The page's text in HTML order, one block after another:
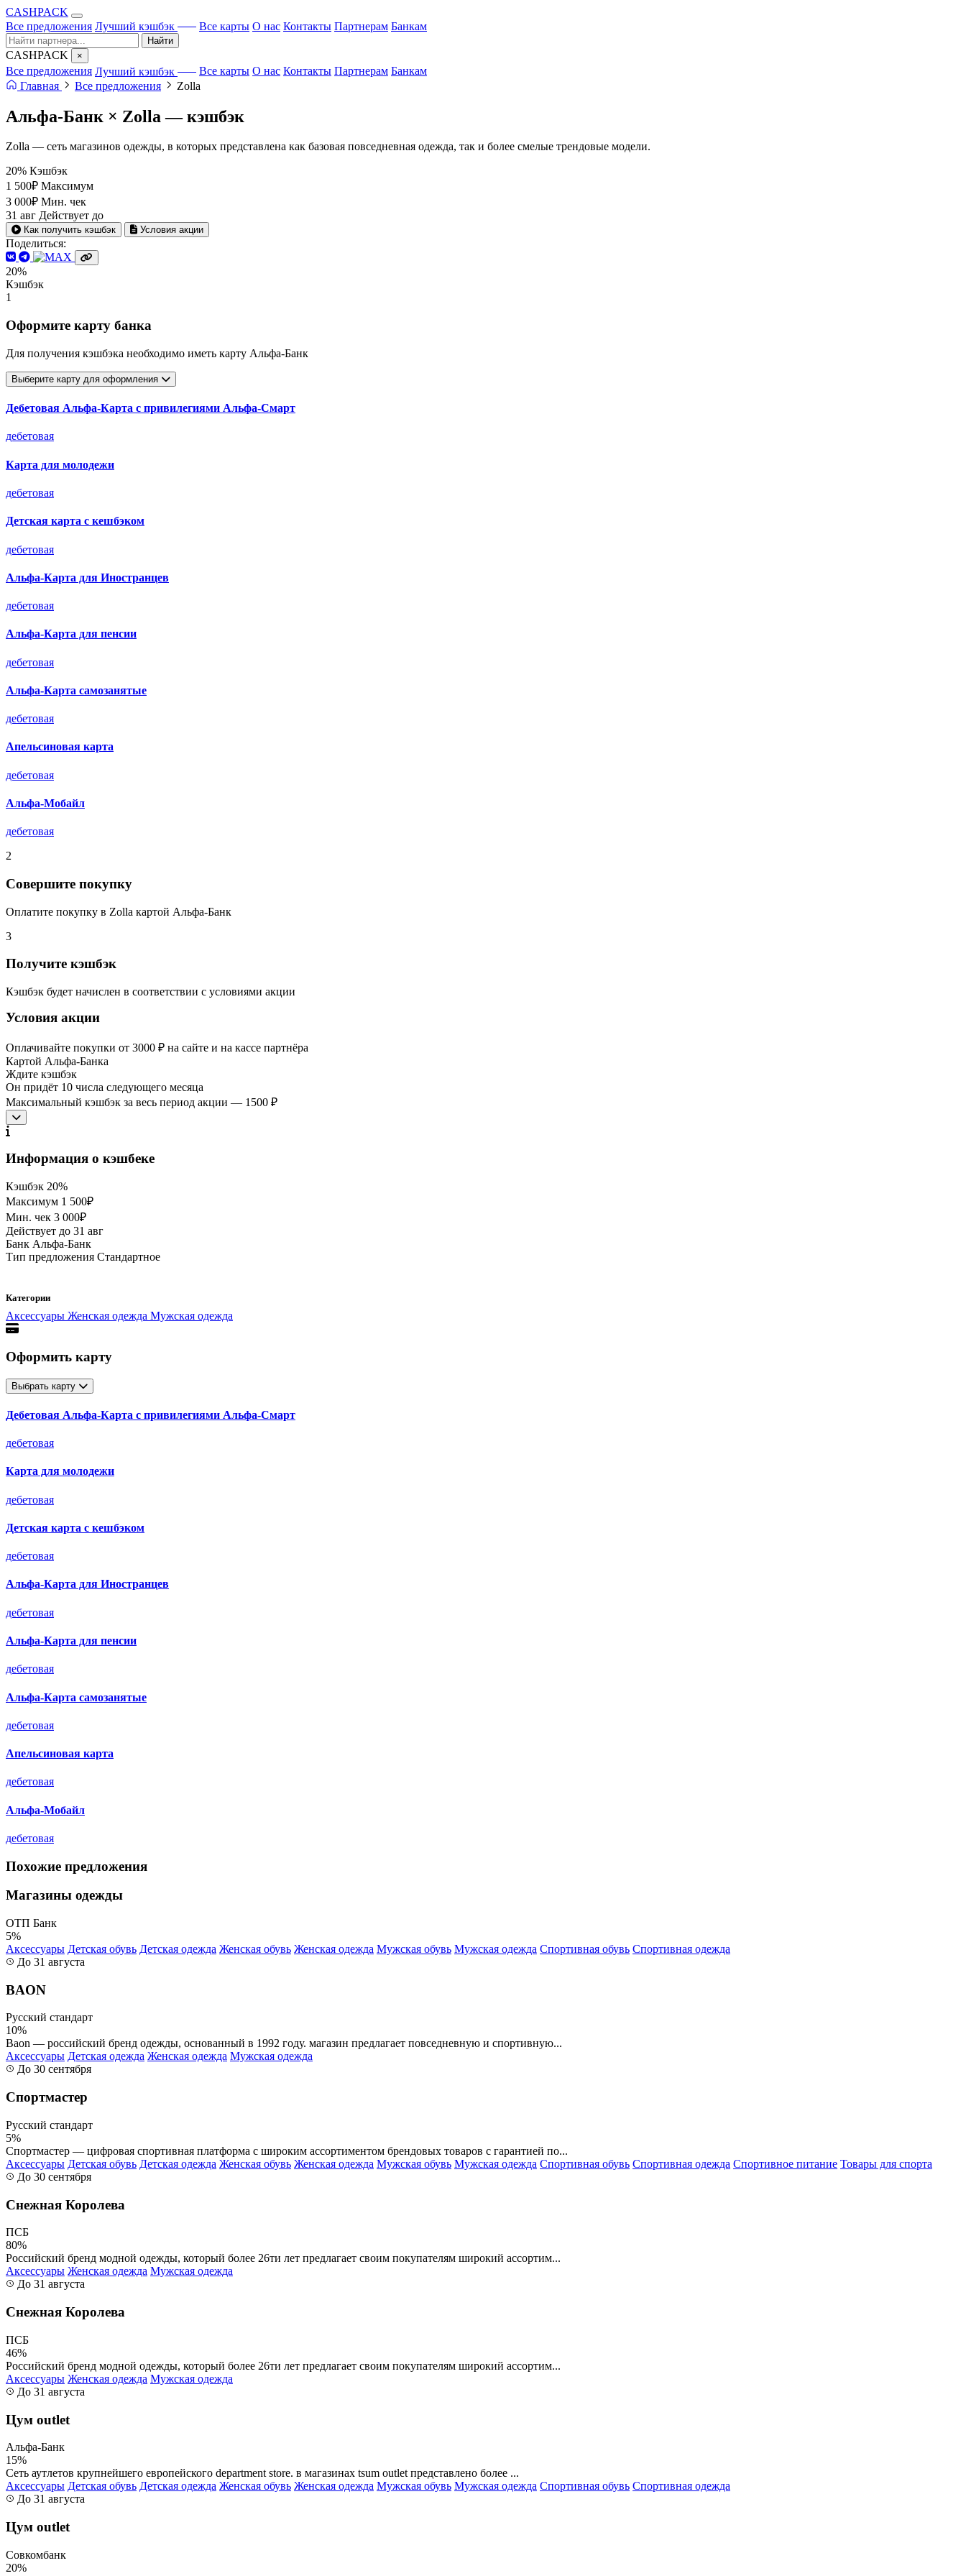
CASHPACK
Все предложения Лучший кэшбэк Все карты О нас Контакты Партнерам Банкам
Найти
CASHPACK ×
Все предложения Лучший кэшбэк Все карты О нас Контакты Партнерам Банкам
Главная
Все предложения Zolla
Альфа-Банк × Zolla —кэшбэк
Zolla — сеть магазинов одежды, в которых представлена как базовая повседневная одежда, так и более смелые трендовые модели.
20% Кэшбэк
1 500₽ Максимум
3 000₽ Мин. чек
31 авг Действует до
Как получить кэшбэк Условия акции
Поделиться:
20%
Кэшбэк
1
Оформите карту банка
Для получения кэшбэка необходимо иметь карту Альфа-Банк
Выберите карту для оформления
Дебетовая Альфа‑Карта с привилегиями Альфа‑Смарт
дебетовая
Карта для молодежи
дебетовая
Детская карта с кешбэком
дебетовая
Альфа-Карта для Иностранцев
дебетовая
Альфа-Карта для пенсии
дебетовая
Альфа-Карта самозанятые
дебетовая
Апельсиновая карта
дебетовая
Альфа-Мобайл
дебетовая
2
Совершите покупку
Оплатите покупку в Zolla картой Альфа-Банк
3
Получите кэшбэк
Кэшбэк будет начислен в соответствии с условиями акции
Условия акции
Оплачивайте покупки от 3000 ₽ на сайте и на кассе партнёра
Картой Альфа-Банка
Ждите кэшбэк
Он придёт 10 числа следующего месяца
Максимальный кэшбэк за весь период акции — 1500 ₽
Информация о кэшбеке
Кэшбэк 20%
Максимум 1 500₽
Мин. чек 3 000₽
Действует до 31 авг
Банк Альфа-Банк
Тип предложения Стандартное
Категории
Аксессуары Женская одежда Мужская одежда
Оформить карту
Выбрать карту
Дебетовая Альфа‑Карта с привилегиями Альфа‑Смарт
дебетовая
Карта для молодежи
дебетовая
Детская карта с кешбэком
дебетовая
Альфа-Карта для Иностранцев
дебетовая
Альфа-Карта для пенсии
дебетовая
Альфа-Карта самозанятые
дебетовая
Апельсиновая карта
дебетовая
Альфа-Мобайл
дебетовая
Похожие предложения
Магазины одежды
ОТП Банк
5%
Аксессуары Детская обувь Детская одежда Женская обувь Женская одежда Мужская обувь Мужская одежда Спортивная обувь Спортивная одежда
До 31 августа
BAON
Русский стандарт
10%
Baon — российский бренд одежды, основанный в 1992 году. магазин предлагает повседневную и спортивную...
Аксессуары Детская одежда Женская одежда Мужская одежда
До 30 сентября
Спортмастер
Русский стандарт
5%
Спортмастер — цифровая спортивная платформа с широким ассортиментом брендовых товаров с гарантией по...
Аксессуары Детская обувь Детская одежда Женская обувь Женская одежда Мужская обувь Мужская одежда Спортивная обувь Спортивная одежда Спортивное питание Товары для спорта
До 30 сентября
Снежная Королева
ПСБ
80%
Российский бренд модной одежды, который более 26ти лет предлагает своим покупателям широкий ассортим...
Аксессуары Женская одежда Мужская одежда
До 31 августа
Снежная Королева
ПСБ
46%
Российский бренд модной одежды, который более 26ти лет предлагает своим покупателям широкий ассортим...
Аксессуары Женская одежда Мужская одежда
До 31 августа
Цум outlet
Альфа-Банк
15%
Сеть аутлетов крупнейшего европейского department store. в магазинах tsum outlet представлено более ...
Аксессуары Детская обувь Детская одежда Женская обувь Женская одежда Мужская обувь Мужская одежда Спортивная обувь Спортивная одежда
До 31 августа
Цум outlet
Совкомбанк
20%